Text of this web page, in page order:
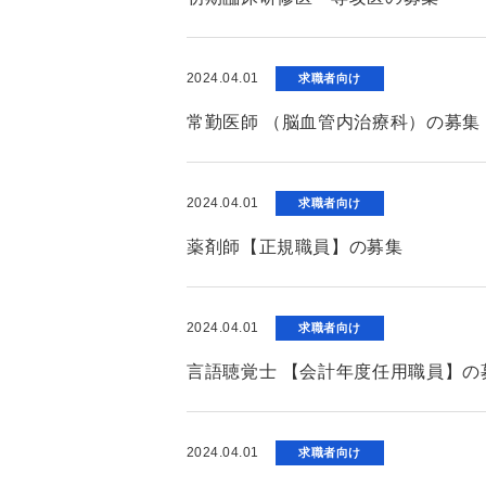
2024.04.01 求職者向け
常勤医師 （脳血管内治療科）の募集
2024.04.01 求職者向け
薬剤師【正規職員】の募集
2024.04.01 求職者向け
言語聴覚士 【会計年度任用職員】の
2024.04.01 求職者向け